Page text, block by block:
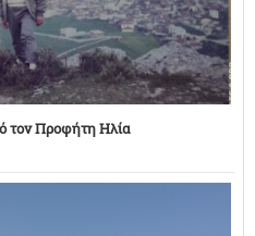
τον Προφήτη Ηλία